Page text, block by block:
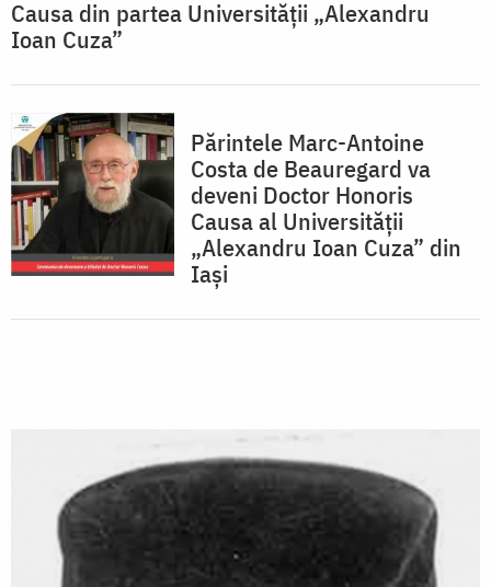
Causa din partea Universității „Alexandru
Ioan Cuza”
Părintele Marc-Antoine
Costa de Beauregard va
deveni Doctor Honoris
Causa al Universității
„Alexandru Ioan Cuza” din
Iași